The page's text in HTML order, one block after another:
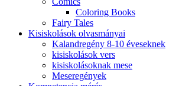
Coloring Books
Fairy Tales
Kisiskolások olvasmányai
Kalandregény 8-10 éveseknek
kisiskolások vers
kisiskolásoknak mese
Meseregények